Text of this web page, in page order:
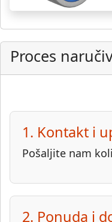
Proces
1. Kontakt i
Pošaljite nam
2. Ponuda i